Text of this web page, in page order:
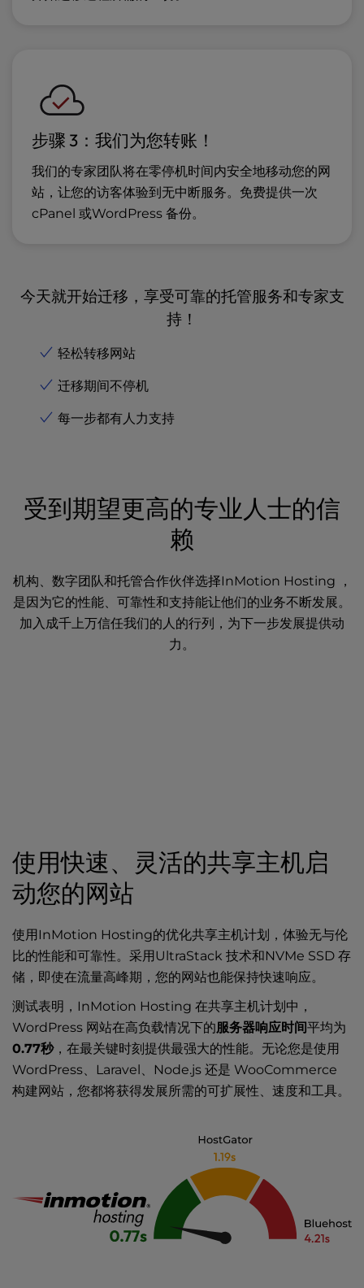
步骤 3：我们为您转账！
我们的专家团队将在零停机时间内安全地移动您的网
站，让您的访客体验到无中断服务。免费提供一次
cPanel 或WordPress 备份。
今天就开始迁移，享受可靠的托管服务和专家支
持！
轻松转移网站
迁移期间不停机
每一步都有人力支持
受到期望更高的专业人士的信
赖
机构、数字团队和托管合作伙伴选择InMotion Hosting ，
是因为它的性能、可靠性和支持能让他们的业务不断发展。
加入成千上万信任我们的人的行列，为下一步发展提供动
力。
使用快速、灵活的共享主机启
动您的网站
使用InMotion Hosting的优化共享主机计划，体验无与伦
比的性能和可靠性。采用UltraStack 技术和NVMe SSD 存
储，即使在流量高峰期，您的网站也能保持快速响应。
测试表明，InMotion Hosting 在共享主机计划中，
WordPress 网站在高负载情况下的服务器响应时间平均为
0.77秒，在最关键时刻提供最强大的性能。无论您是使用
WordPress、Laravel、Node.js 还是 WooCommerce
构建网站，您都将获得发展所需的可扩展性、速度和工具。